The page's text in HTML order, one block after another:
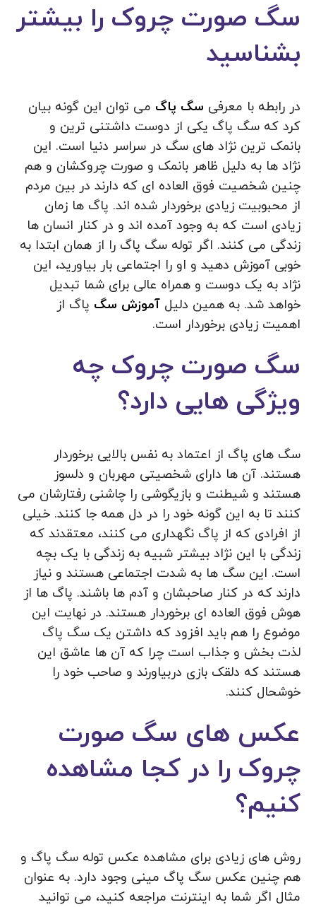
سگ صورت چروک را بیشتر
بشناسید
در رابطه با معرفی سگ پاگ می توان این گونه بیان
کرد که سگ پاگ یکی از دوست داشتنی ترین و
بانمک ترین نژاد های سگ در سراسر دنیا است. این
نژاد ها به دلیل ظاهر بانمک و صورت چروکشان و هم
چنین شخصیت فوق العاده ای که دارند در بین مردم
از محبوبیت زیادی برخوردار شده اند. پاگ ها زمان
زیادی است که به وجود آمده اند و در کنار انسان ها
زندگی می کنند. اگر توله سگ پاگ را از همان ابتدا به
خوبی آموزش دهید و او را اجتماعی بار بیاورید، این
نژاد به یک دوست و همراه عالی برای شما تبدیل
خواهد شد. به همین دلیلآموزش سگ پاگ از
اهمیت زیادی برخوردار است.
سگ صورت چروک چه
ویژگی هایی دارد؟
سگ های پاگ از اعتماد به نفس بالایی برخوردار
هستند. آن ها دارای شخصیتی مهربان و دلسوز
هستند و شیطنت و بازیگوشی را چاشنی رفتارشان می
کنند تا به این گونه خود را در دل همه جا کنند. خیلی
از افرادی که از پاگ نگهداری می کنند، معتقدند که
زندگی با این نژاد بیشتر شبیه به زندگی با یک بچه
است. این سگ ها به شدت اجتماعی هستند و نیاز
دارند که در کنار صاحبشان و آدم ها باشند. پاگ ها از
هوش فوق العاده ای برخوردار هستند. در نهایت این
موضوع را هم باید افزود که داشتن یک سگ پاگ
لذت بخش و جذاب است چرا که آن ها عاشق این
هستند که دلقک بازی دربیاورند و صاحب خود را
خوشحال کنند.
عکس های سگ صورت
چروک را در کجا مشاهده
کنیم؟
روش های زیادی برای مشاهده عکس توله سگ پاگ و
هم چنین عکس سگ پاگ مینی وجود دارد. به عنوان
مثال اگر شما به اینترنت مراجعه کنید، می توانید